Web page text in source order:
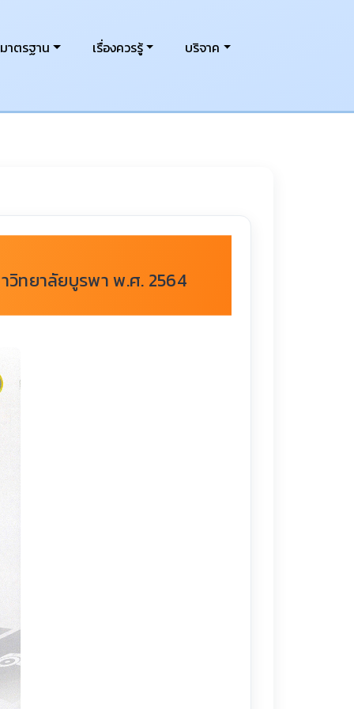
าตรฐาน เรื่องควรรู้ บริจาค
วิทยาลัยบูรพา พ.ศ. 2564